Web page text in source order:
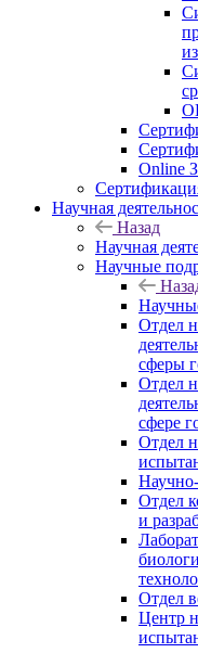
Online
Научная
Назад
Научная
Научные
Отдел
сферы
Отдел
сфере
Отдел
Отдел
и
Отдел
Центр